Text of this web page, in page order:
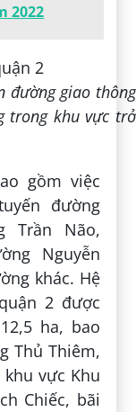
2022
đường giao thông
trong khu vực trở
gồm việc
đường
Trần Não,
Nguyễn
khác. Hệ
2 được
ha, bao
Thủ Thiêm,
vực Khu
Chiếc, bãi